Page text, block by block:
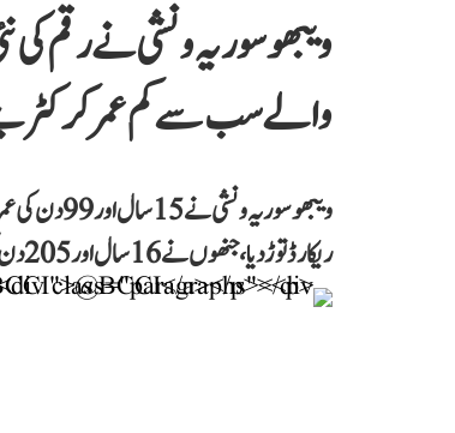
ویبھو سوریہ ونشی نے رقم کی
والے سب سے کم عمر کرکٹر
ویبھو
ریکارڈ توڑ دیا، جنھوں نے 16 سال اور 205 دن کی عمر میں انٹرنیشنل ڈیبیو کیا تھا۔